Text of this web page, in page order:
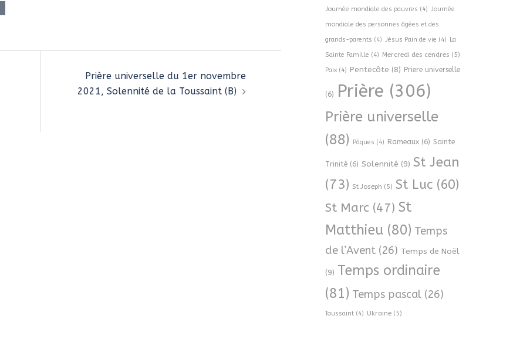
Prière universelle du 1er novembre
2021, Solennité de la Toussaint (B)
Journée mondiale des pauvres (4) Journée
mondiale des personnes âgées et des
grands-parents (4) Jésus Pain de vie (4) La
Sainte Famille (4) Mercredi des cendres (5)
Paix(4) Pentecôte (8) Priere universelle
(6) Prière (306)
Prière universelle
(88)
Pâques (4) Rameaux(6) Sainte
Trinité(6) Solennité (9) St Jean
(73) St Joseph (5) St Luc(60)
St Marc (47) St
Matthieu(80) Temps
de l’Avent(26) Temps de Noël
(9) Temps ordinaire
(81) Temps pascal(26)
Toussaint(4) Ukraine(5)